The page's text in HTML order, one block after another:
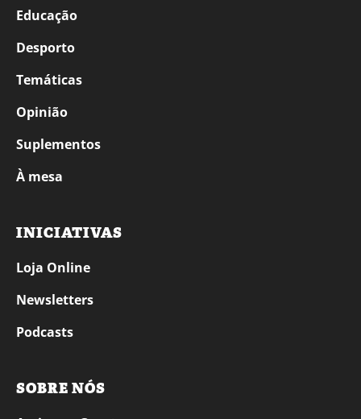
Educação
Desporto
Temáticas
Opinião
Suplementos
À mesa
INICIATIVAS
Loja Online
Newsletters
Podcasts
SOBRE NÓS